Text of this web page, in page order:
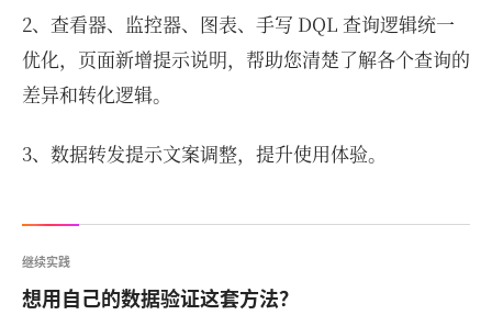
2、查看器、监控器、图表、手写 DQL 查询逻辑统一
优化，页面新增提示说明，帮助您清楚了解各个查询的
差异和转化逻辑。
3、数据转发提示文案调整，提升使用体验。
继续实践
想用自己的数据验证这套方法？